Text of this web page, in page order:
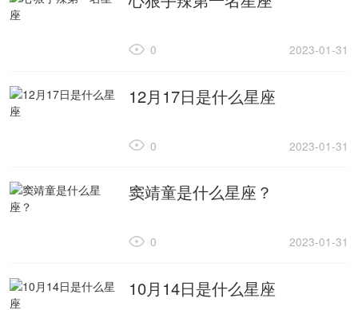
2023-01-31
0
12月17日是什么星座
2023-01-31
0
窦靖童是什么星座？
2023-01-31
0
10月14日是什么星座